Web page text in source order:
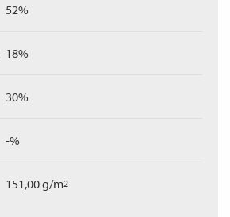
52%
18%
30%
-%
151,00 g/m2